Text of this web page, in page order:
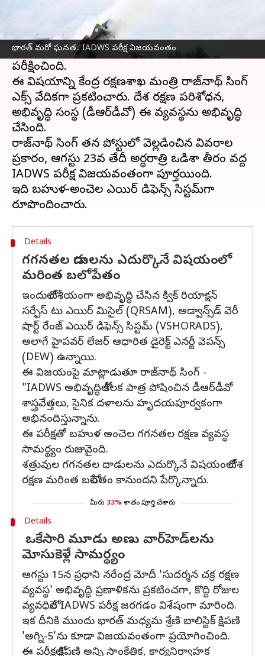
భారత్ మరో ఘనత.. IADWS పరీక్ష విజయవంతం
అత్యాధునిక సమీకృత గగనతల రక్షణ
వ్యవస్థ (Integrated Air Defence Weapon
System - IADWS)ను విజయవంతంగా
పరీక్షించింది.
ఈ విషయాన్ని కేంద్ర రక్షణశాఖ మంత్రి రాజ్‌నాథ్‌ సింగ్‌
ఎక్స్‌ వేదికగా ప్రకటించారు. దేశ రక్షణ పరిశోధన,
అభివృద్ధి సంస్థ (డీఆర్‌డీవో) ఈ వ్యవస్థను అభివృద్ధి
చేసింది.
రాజ్‌నాథ్‌ సింగ్‌ తన పోస్టులో వెల్లడించిన వివరాల
ప్రకారం, ఆగస్టు 23వ తేదీ అర్ధరాత్రి ఒడిశా తీరం వద్ద
IADWS పరీక్ష విజయవంతంగా పూర్తయింది.
ఇది బహుళ-అంచెల ఎయిర్‌ డిఫెన్స్‌ సిస్టమ్‌గా
Details
గగనతల దాడులను ఎదుర్కొనే విషయంలో
మరింత బలోపేతం
ఇందులో దేశీయంగా అభివృద్ధి చేసిన క్విక్‌ రియాక్షన్‌
సర్ఫేస్‌ టు ఎయిర్‌ మిసైల్‌ (QRSAM), అడ్వాన్స్‌డ్‌ వెరీ
షార్ట్‌ రేంజ్‌ ఎయిర్‌ డిఫెన్స్‌ సిస్టమ్‌ (VSHORADS),
అలాగే హైపవర్‌ లేజర్‌ ఆధారిత డైరెక్ట్‌ ఎనర్జీ వెపన్స్‌
(DEW) ఉన్నాయి.
ఈ విజయంపై మాట్లాడుతూ రాజ్‌నాథ్‌ సింగ్‌ -
"IADWS అభివృద్ధిలో కీలక పాత్ర పోషించిన డీఆర్‌డీవో
శాస్త్రవేత్తలు, సైనిక దళాలను హృదయపూర్వకంగా
అభినందిస్తున్నాను.
ఈ పరీక్షతో బహుళ అంచెల గగనతల రక్షణ వ్యవస్థ
సామర్థ్యం రుజువైంది.
శత్రువుల గగనతల దాడులను ఎదుర్కొనే విషయంలో దేశ
రక్షణ మరింత బలోపేతం కానుందని పేర్కొన్నారు.
మీరు 33% శాతం పూర్తి చేశారు
Details
ఒకేసారి మూడు అణు వార్‌హెడ్‌లను
మోసుకెళ్లే సామర్థ్యం
ఆగస్టు 15న ప్రధాని నరేంద్ర మోదీ 'సుదర్శన చక్ర రక్షణ
వ్యవస్థ' అభివృద్ధి ప్రణాళికను ప్రకటించగా, కొద్ది రోజుల
వ్యవధిలోనే IADWS పరీక్ష జరగడం విశేషంగా మారింది.
ఇక దీనికి ముందు భారత్‌ మధ్యమ శ్రేణి బాలిస్టిక్‌ క్షిపణి
'అగ్ని-5'ను కూడా విజయవంతంగా ప్రయోగించింది.
ఈ పరీక్షలో క్షిపణి అన్ని సాంకేతిక, కార్యనిర్వాహక